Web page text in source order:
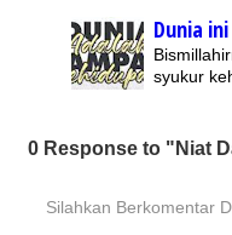
Dunia
syukur
0 Response to "Niat
Silahkan Berkomentar